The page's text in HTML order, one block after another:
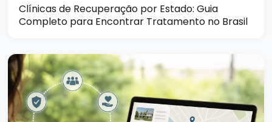
Clínicas de Recuperação por Estado: Guia
Completo para Encontrar Tratamento no Brasil